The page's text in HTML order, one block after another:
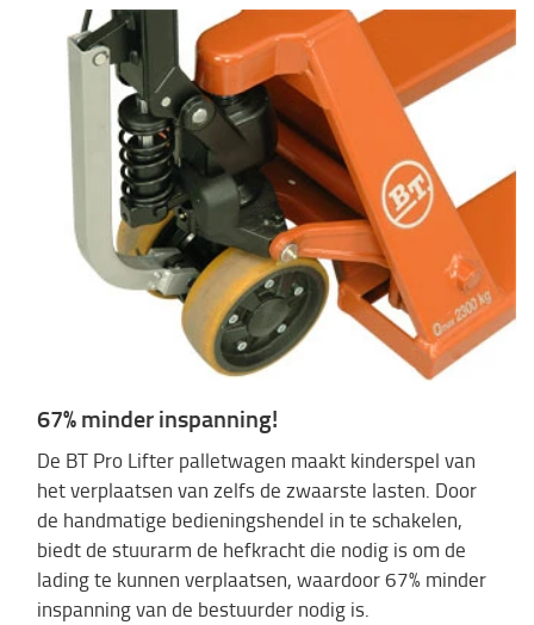
67% minder inspanning!
De BT Pro Lifter palletwagen maakt kinderspel van
het verplaatsen van zelfs de zwaarste lasten. Door
de handmatige bedieningshendel in te schakelen,
biedt de stuurarm de hefkracht die nodig is om de
lading te kunnen verplaatsen, waardoor 67% minder
inspanning van de bestuurder nodig is.